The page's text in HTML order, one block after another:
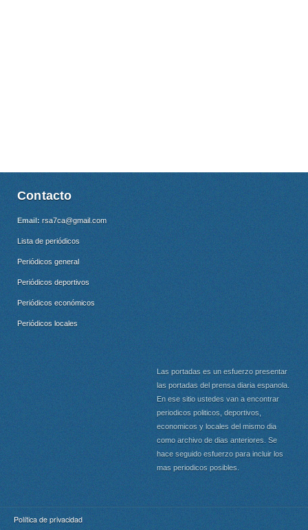
Contacto
Email: rsa7ca@gmail.com
Lista de periódicos
Periódicos general
Periódicos deportivos
Periódicos económicos
Periódicos locales
Las portadas es un esfuerzo presentar
las portadas del prensa diaria espanola.
En ese sitio ustedes van a encontrar
periodicos politicos, deportivos,
economicos y locales del mismo dia
como archivo de dias anteriores. Se
hace seguido esfuerzo para incluir los
mas periodicos posibles.
Política de privacidad